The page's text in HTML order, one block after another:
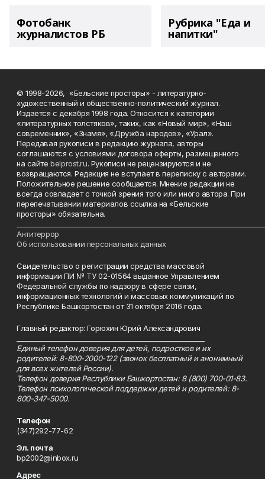
Фотобанк
журналистов РБ
Рубрика "Еда и
напитки"
© 1998-2026, «Бельские просторы» - литературно-
художественный и общественно-политический журнал.
Издается с декабря 1998 года. Относится к категории
«литературных толстяков», таких, как «Новый мир», «Наш
современник», «Знамя», «Дружба народов», «Урал».
Передавая рукописи в редакцию журнала, авторы
соглашаются с условиями договора оферты, размещенного
на сайтеbelprost.ru. Рукописи не рецензируются и не
возвращаются. Редакция не вступает в переписку с авторами.
Положительное решение сообщается. Мнение редакции не
всегда совпадает с точкой зрения того или иного автора. При
перепечатывании материалов ссылка на «Бельские
просторы» обязательна.
Антитеррор
Об использовании персональных данных
Свидетельство о регистрации средства массовой
информации ПИ № ТУ 02-01564 выданное Управлением
Федеральной службы по надзору в сфере связи,
информационных технологий и массовых коммуникаций по
Республике Башкортостан от 31 октября 2016 года.
Главный редактор: Горюхин Юрий Александрович
Единый телефон доверия для детей, подростков и их
родителей: 8-800-2000-122 (звонок бесплатный и анонимный
для всех жителей России).
Телефон доверия Республики Башкортостан: 8 (800) 700-01-83.
Телефон психологической поддержки детей и родителей: 8-
800-347-5000.
Телефон
(347)292-77-62
Эл. почта
bp2002@inbox.ru
Адрес